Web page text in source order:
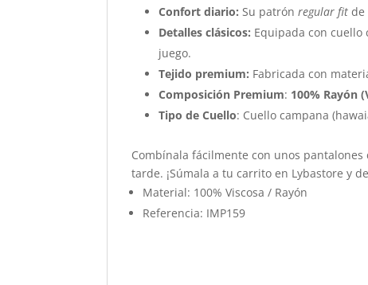
Confort diario: Su patrónregular fit de
Detalles clásicos: Equipada con
juego.
Tejido premium: Fabricada con
Composición Premium: 100% Rayón
Tipo de Cuello: Cuello campana
Combínala fácilmente con unos
tarde. ¡Súmala a tu carrito en Lybastore y
Material: 100% Viscosa / Rayón
Referencia: IMP159